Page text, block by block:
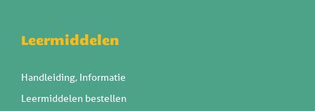
Leermiddelen
Handleiding, Informatie
Leermiddelen bestellen